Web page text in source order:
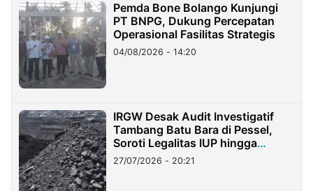
Pemda Bone Bolango Kunjungi
PT BNPG, Dukung Percepatan
Operasional Fasilitas Strategis
04/08/2026 - 14:20
IRGW Desak Audit Investigatif
Tambang Batu Bara di Pessel,
Soroti Legalitas IUP hingga
Stockpile
27/07/2026 - 20:21